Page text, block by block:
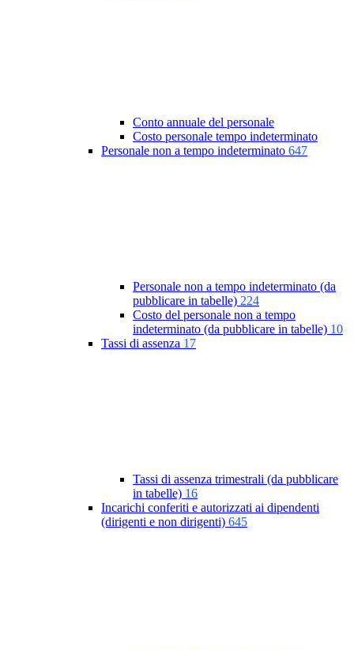
Conto annuale del personale
Costo personale tempo indeterminato
Personale non a tempo indeterminato 647
Personale non a tempo indeterminato (da
pubblicare in tabelle) 224
Costo del personale non a tempo
indeterminato (da pubblicare in tabelle) 10
Tassi di assenza 17
Tassi di assenza trimestrali (da pubblicare
in tabelle) 16
Incarichi conferiti e autorizzati ai dipendenti
(dirigenti e non dirigenti) 645